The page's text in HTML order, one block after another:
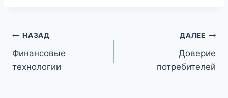
Навигация
по
НАЗАД
Финансовые
технологии
ДАЛЕЕ
Доверие
потребителей